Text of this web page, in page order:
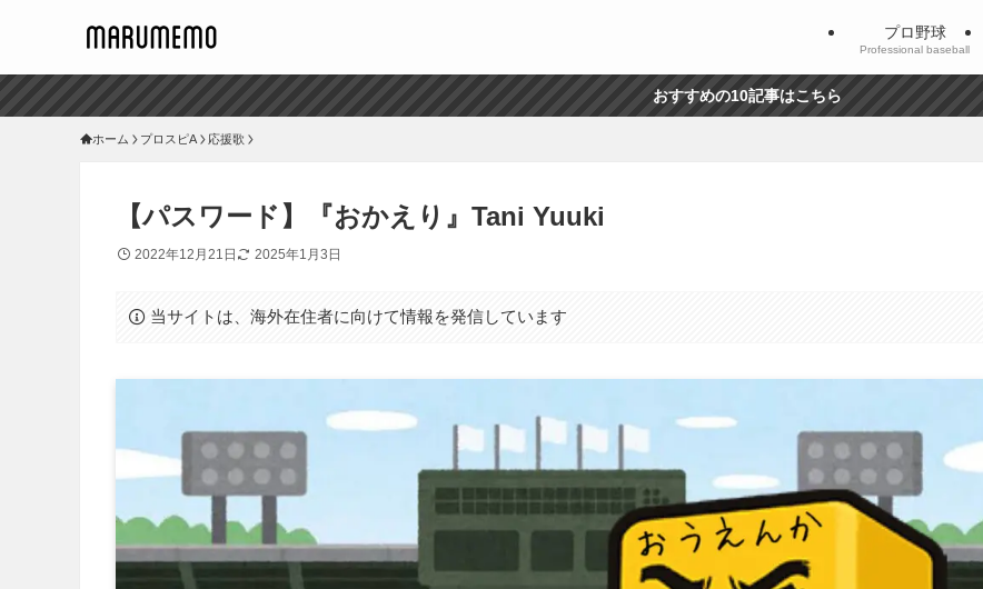
プロ野球
Professional baseball
おすすめの10記事はこちら
ホーム プロスピA 応援歌
【パスワード】『おかえり』Tani Yuuki
2022年12月21日 2025年1月3日
当サイトは、海外在住者に向けて情報を発信しています